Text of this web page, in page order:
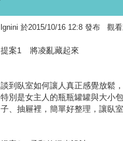
lgnini 於2015/10/16 12:8 發布 觀
提案1 將凌亂藏起來
談到臥室如何讓人真正感覺放鬆
特別是女主人的瓶瓶罐罐與大小
子、抽屜裡，簡單好整理，讓臥